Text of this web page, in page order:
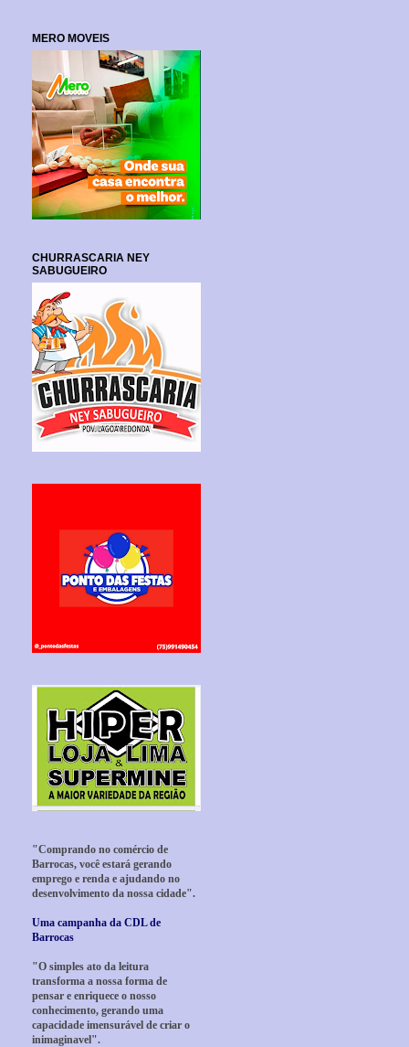
MERO MOVEIS
CHURRASCARIA NEY
SABUGUEIRO
"Comprando no comércio de
Barrocas, você estará gerando
emprego e renda e ajudando no
desenvolvimento da nossa cidade".
Uma campanha da CDL de
Barrocas
"O simples ato da leitura
transforma a nossa forma de
pensar e enriquece o nosso
conhecimento, gerando uma
capacidade imensurável de criar o
inimaginavel".